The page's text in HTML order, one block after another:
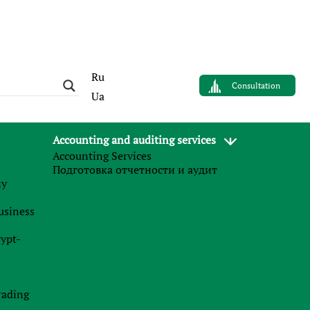
Ru
Ua
Consultation
Accounting and auditing services
Accounting Services
Подготовка отчетности и аудит
Population:
7 186 862 млн
Currency:
Сербский динар (RSD)